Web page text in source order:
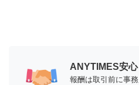
ANYTIMES安
報酬は取引前に事